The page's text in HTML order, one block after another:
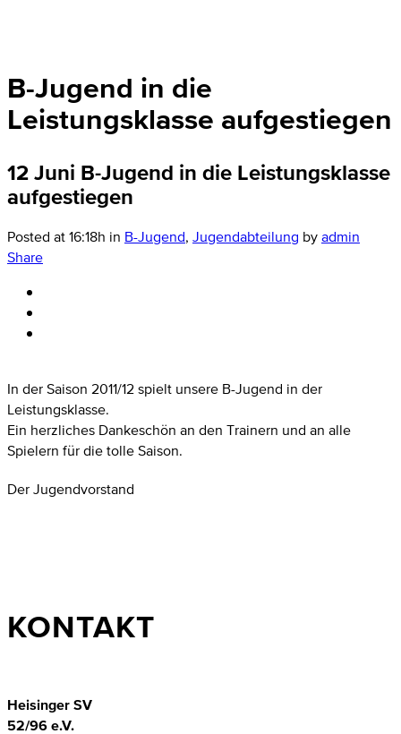
B-Jugend in die
Leistungsklasse aufgestiegen
12 Juni B-Jugend in die Leistungsklasse
aufgestiegen
Posted at 16:18h in B-Jugend, Jugendabteilung byadmin
Share
In der Saison 2011/12 spielt unsere B-Jugend in der
Leistungsklasse.
Ein herzliches Dankeschön an den Trainern und an alle
Spielern für die tolle Saison.
Der Jugendvorstand
KONTAKT
Heisinger SV
52/96 e.V.